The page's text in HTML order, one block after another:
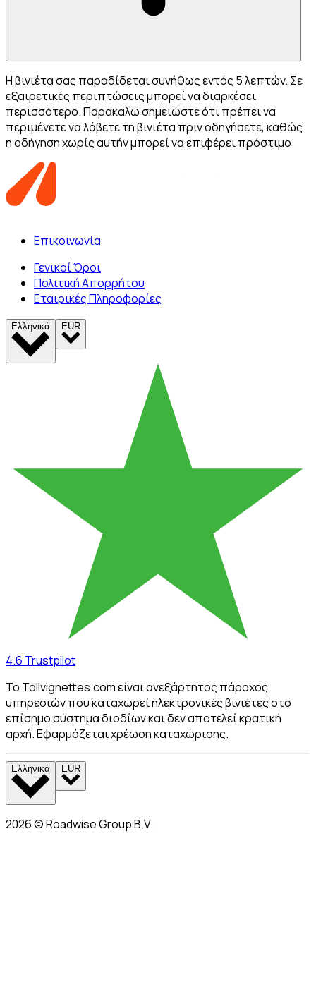
Η βινιέτα σας παραδίδεται συνήθως εντός 5 λεπτών. Σε
εξαιρετικές περιπτώσεις μπορεί να διαρκέσει
περισσότερο. Παρακαλώ σημειώστε ότι πρέπει να
περιμένετε να λάβετε τη βινιέτα πριν οδηγήσετε, καθώς
η οδήγηση χωρίς αυτήν μπορεί να επιφέρει πρόστιμο.
Επικοινωνία
Γενικοί Όροι
Πολιτική Απορρήτου
Εταιρικές Πληροφορίες
Ελληνικά EUR
4.6 Trustpilot
Το Tollvignettes.com είναι ανεξάρτητος πάροχος
υπηρεσιών που καταχωρεί ηλεκτρονικές βινιέτες στο
επίσημο σύστημα διοδίων και δεν αποτελεί κρατική
αρχή. Εφαρμόζεται χρέωση καταχώρισης.
Ελληνικά EUR
2026©Roadwise Group B.V.